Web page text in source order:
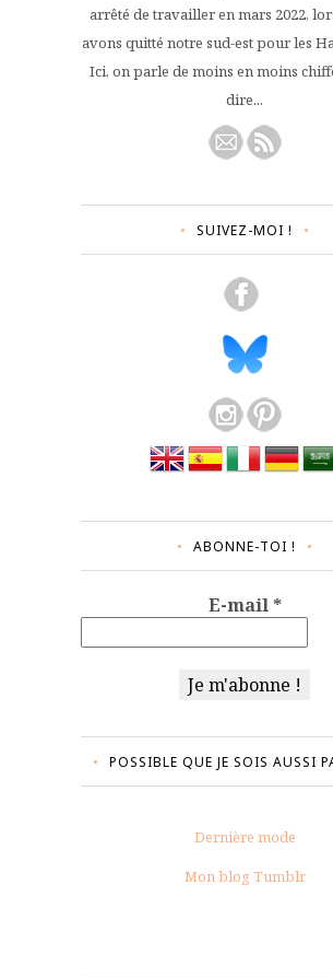
arrêté de travailler en mars 2022,
avons quitté notre sud-est pour les
Ici, on parle de moins en moins
dire...
SUIVEZ-MOI !
ABONNE-TOI !
E-mail*
POSSIBLE QUE JE SOIS AUSSI
Dernière mode
Mon blog Tumblr